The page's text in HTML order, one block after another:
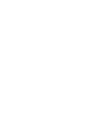
Kisah Wardah
Asal-Usul
Kisah Sukses